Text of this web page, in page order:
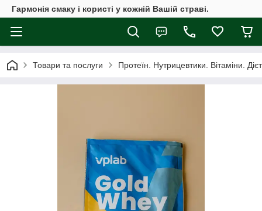
Гармонія смаку і користі у кожній Вашій страві.
Товари та послуги Протеїн. Нутрицевтики. Вітаміни.